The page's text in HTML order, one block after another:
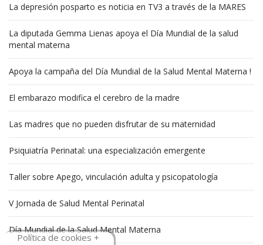
La depresión posparto es noticia en TV3 a través de la MARES
La diputada Gemma Lienas apoya el Día Mundial de la salud
mental materna
Apoya la campaña del Día Mundial de la Salud Mental Materna !
El embarazo modifica el cerebro de la madre
Las madres que no pueden disfrutar de su maternidad
Psiquiatría Perinatal: una especialización emergente
Taller sobre Apego, vinculación adulta y psicopatología
V Jornada de Salud Mental Perinatal
Día Mundial de la Salud Mental Materna
Política de cookies +